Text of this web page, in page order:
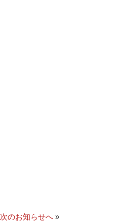
次のお知らせへ »